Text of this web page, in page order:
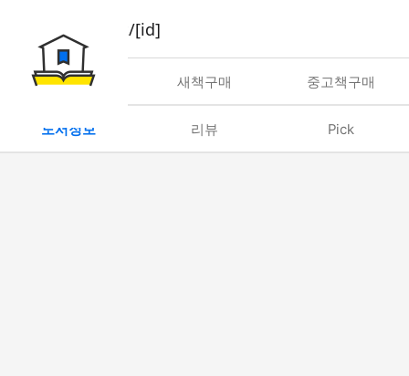
book/rent/[id]
대여 새책구매 중고책구매
도서정보 리뷰 Pick